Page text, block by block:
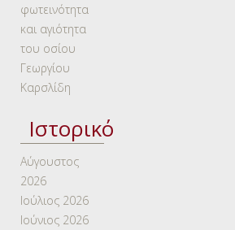
φωτεινότητα
και αγιότητα
του οσίου
Γεωργίου
Καρσλίδη
Ιστορικό
Αύγουστος
2026
Ιούλιος 2026
Ιούνιος 2026